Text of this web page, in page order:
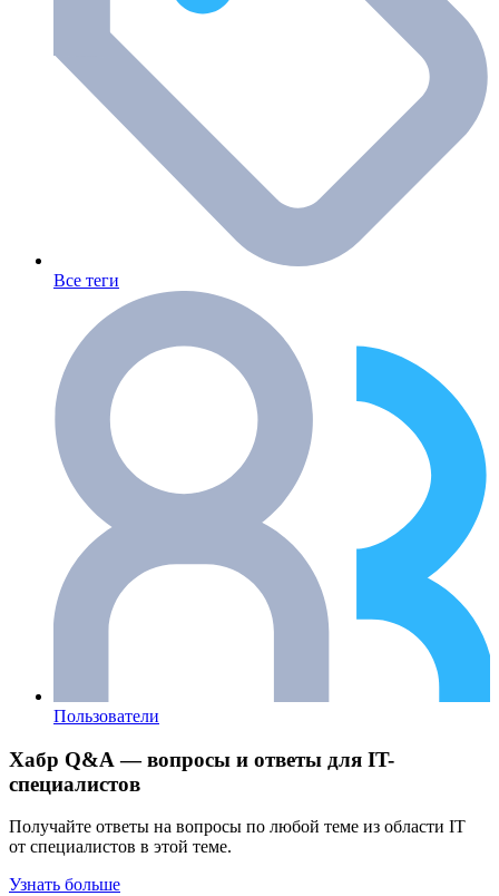
Все теги
Пользователи
Хабр Q&A — вопросы и ответы для IT-
специалистов
Получайте ответы на вопросы по любой теме из области IT
от специалистов в этой теме.
Узнать больше